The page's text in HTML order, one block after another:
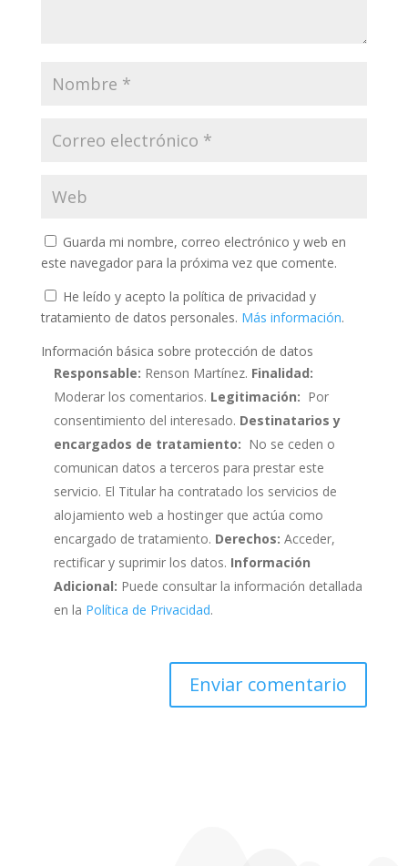
Guarda mi nombre, correo electrónico y web en
este navegador para la próxima vez que comente.
He leído y acepto la política de privacidad y
tratamiento de datos personales. Más información.
Información básica sobre protección de datos
Responsable: Renson Martínez. Finalidad:
Moderar los comentarios. Legitimación: Por
consentimiento del interesado. Destinatarios y
encargados de tratamiento: No se ceden o
comunican datos a terceros para prestar este
servicio. El Titular ha contratado los servicios de
alojamiento web a hostinger que actúa como
encargado de tratamiento. Derechos: Acceder,
rectificar y suprimir los datos. Información
Adicional: Puede consultar la información detallada
en la Política de Privacidad.